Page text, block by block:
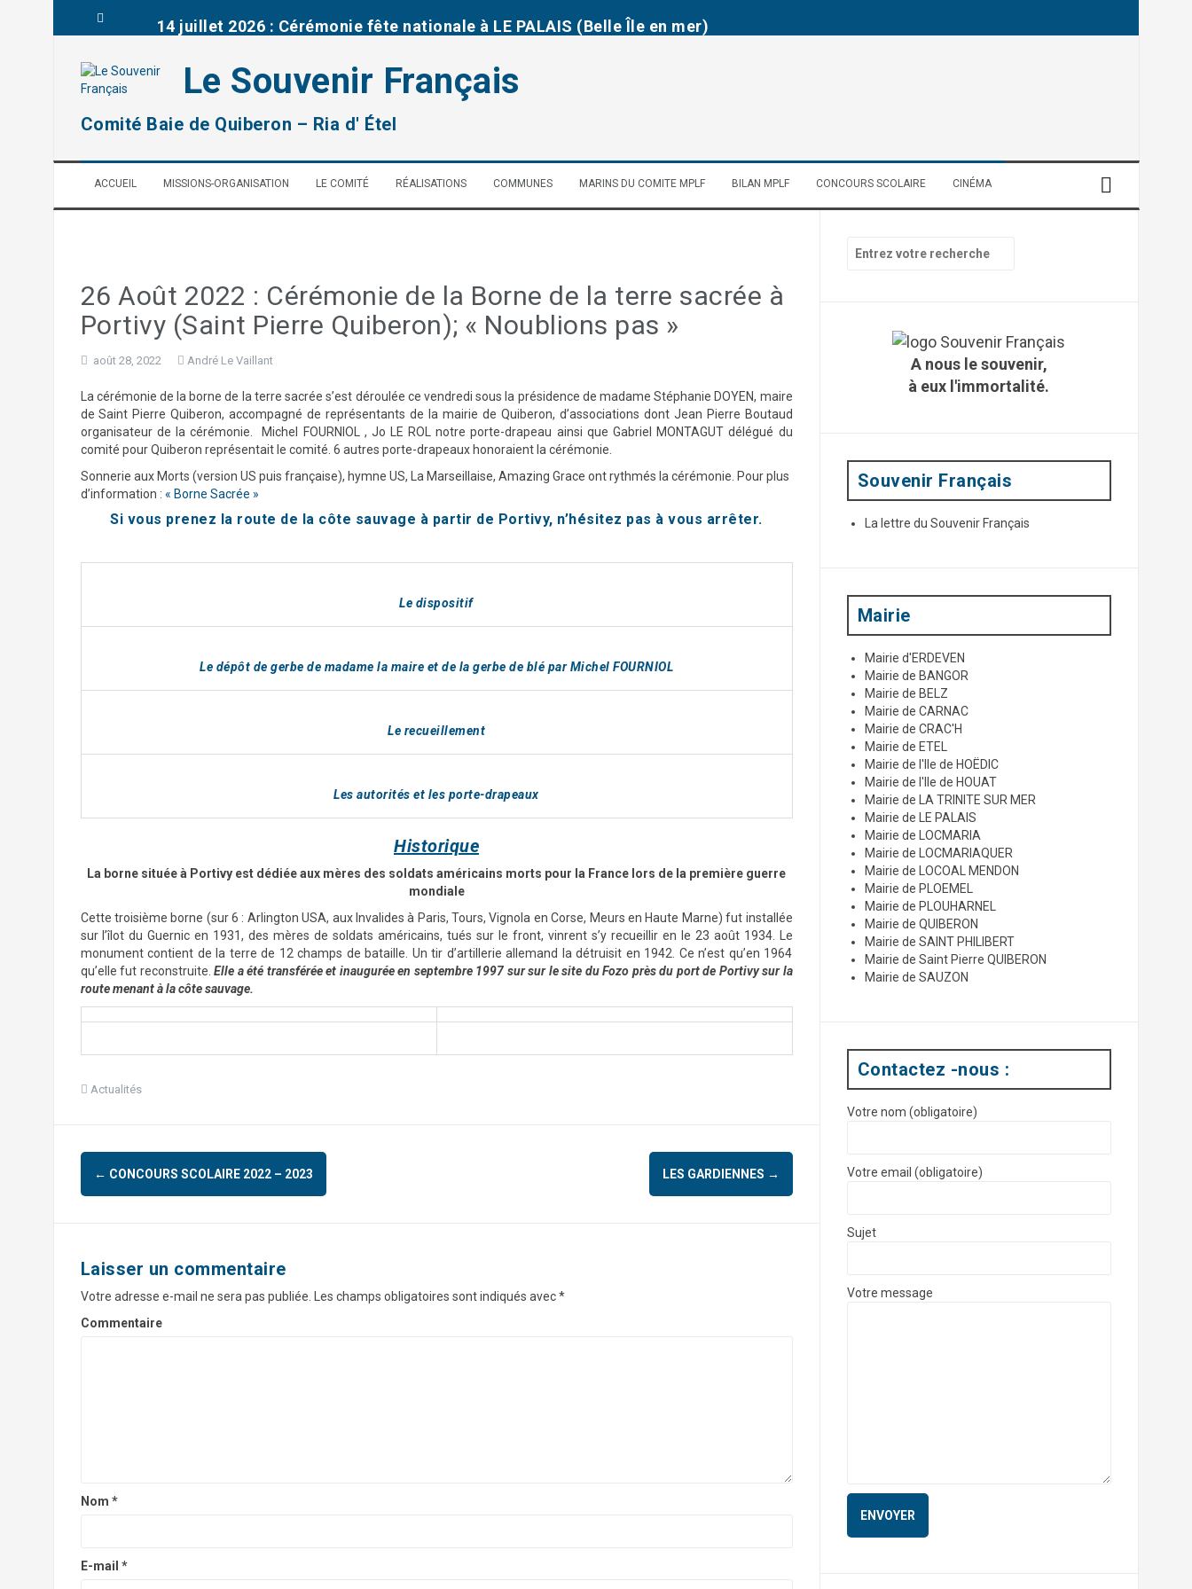
14 juillet 2026 : Cérémonie fête nationale à LE PALAIS (Belle Île en mer)
13 juillet 2026 : Cérémonie d’hommage aux fusillés du Fort de Penthièvre
Brèves de la délégation du Morbihan (DG 56) Juin 2026
03 juillet : Journée mémorielle concours scolaire 2025-2026
Le Souvenir Français
Comité Baie de Quiberon – Ria d' Étel
ACCUEIL MISSIONS-ORGANISATION LE COMITÉ RÉALISATIONS COMMUNES MARINS DU COMITE MPLF BILAN MPLF CONCOURS SCOLAIRE CINÉMA
26 Août 2022 : Cérémonie de la Borne de la terre sacrée à
Portivy (Saint Pierre Quiberon); « Noublions pas »
août 28, 2022 André Le Vaillant
La cérémonie de la borne de la terre sacrée s’est déroulée ce vendredi sous la présidence de madame Stéphanie DOYEN, maire
de Saint Pierre Quiberon, accompagné de représentants de la mairie de Quiberon, d’associations dont Jean Pierre Boutaud
organisateur de la cérémonie. Michel FOURNIOL , Jo LE ROL notre porte-drapeau ainsi que Gabriel MONTAGUT délégué du
comité pour Quiberon représentait le comité. 6 autres porte-drapeaux honoraient la cérémonie.
Sonnerie aux Morts (version US puis française), hymne US, La Marseillaise, Amazing Grace ont rythmés la cérémonie. Pour plus
d’information : « Borne Sacrée »
Si vous prenez la route de la côte sauvage à partir de Portivy, n’hésitez pas à vous arrêter.
Le dispositif
Le dépôt de gerbe de madame la maire et de la gerbe de blé par Michel FOURNIOL
Le recueillement
Les autorités et les porte-drapeaux
Historique
La borne située à Portivy est dédiée aux mères des soldats américains morts pour la France lors de la première guerre
mondiale
Cette troisième borne (sur 6 : Arlington USA, aux Invalides à Paris, Tours, Vignola en Corse, Meurs en Haute Marne) fut installée
sur l’îlot du Guernic en 1931, des mères de soldats américains, tués sur le front, vinrent s’y recueillir en le 23 août 1934. Le
monument contient de la terre de 12 champs de bataille. Un tir d’artillerie allemand la détruisit en 1942. Ce n’est qu’en 1964
qu’elle fut reconstruite. Elle a été transférée et inaugurée en septembre 1997 sur sur le site du Fozo près du port de Portivy sur la
route menant à la côte sauvage.
Actualités
N
i
g
a
'
r
← CONCOURS SCOLAIRE 2022 – 2023 LES GARDIENNES →
Laisser un commentaire
Votre adresse e-mail ne sera pas publiée. Les champs obligatoires sont indiqués avec*
Commentaire
Nom *
E-mail *
r
A nous le souvenir,
à eux l'immortalité.
Souvenir Français
La lettre du Souvenir Français
Mairie
Mairie d'ERDEVEN
Mairie de BANGOR
Mairie de BELZ
Mairie de CARNAC
Mairie de CRAC'H
Mairie de ETEL
Mairie de l'Ile de HOËDIC
Mairie de l'Ile de HOUAT
Mairie de LA TRINITE SUR MER
Mairie de LE PALAIS
Mairie de LOCMARIA
Mairie de LOCMARIAQUER
Mairie de LOCOAL MENDON
Mairie de PLOEMEL
Mairie de PLOUHARNEL
Mairie de QUIBERON
Mairie de SAINT PHILIBERT
Mairie de Saint Pierre QUIBERON
Mairie de SAUZON
Contactez -nous :
Votre nom (obligatoire)
Votre email (obligatoire)
Sujet
Votre message